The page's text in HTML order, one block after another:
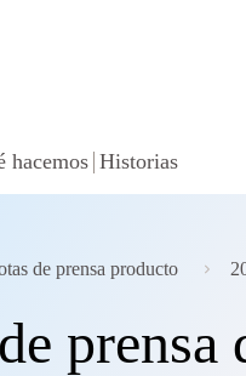
hacemos Historias
de prensa producto
prensa